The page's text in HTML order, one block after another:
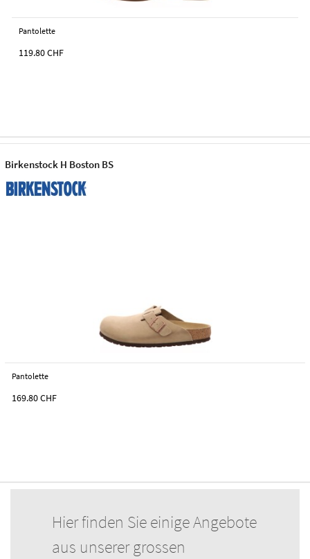
Pantolette
119.80CHF
Birkenstock H Boston BS
Pantolette
169.80CHF
Hier finden Sie einige Angebote
aus unserer grossen